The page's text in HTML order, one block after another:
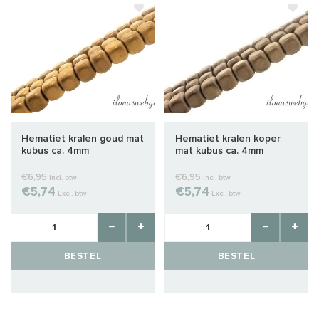
Hematiet kralen goud mat
kubus ca. 4mm
€6,95 Incl. btw
€5,74 Excl. btw
BESTEL
Hematiet kralen koper
mat kubus ca. 4mm
€6,95 Incl. btw
€5,74 Excl. btw
BESTEL